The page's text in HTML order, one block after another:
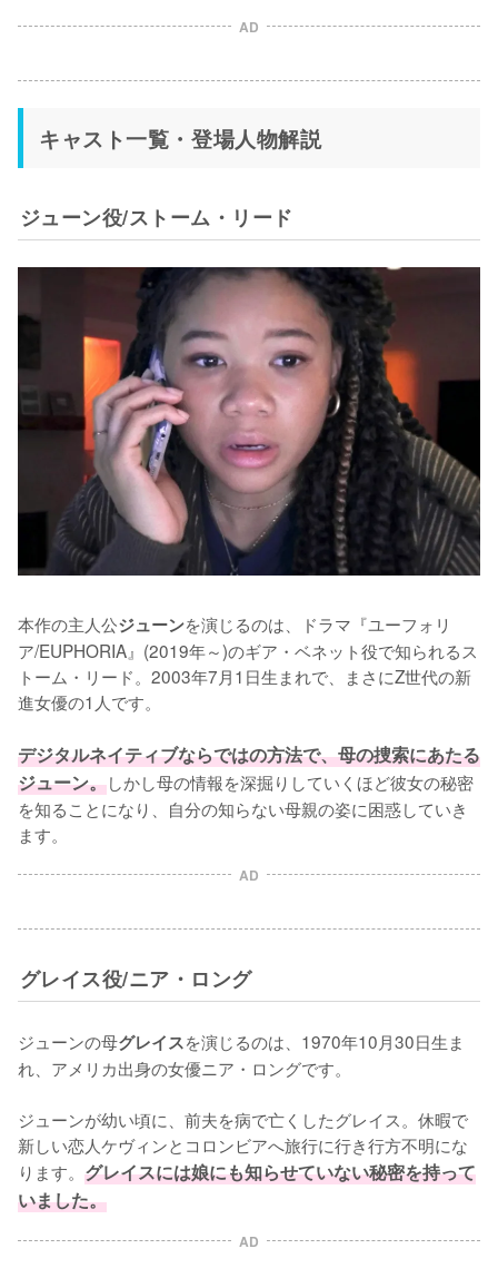
AD
キャスト一覧・登場人物解説
ジューン役/ストーム・リード
本作の主人公ジューンを演じるのは、ドラマ『ユーフォリ
ア/EUPHORIA』(2019年～)のギア・ベネット役で知られるス
トーム・リード。2003年7月1日生まれで、まさにZ世代の新
進女優の1人です。
デジタルネイティブならではの方法で、母の捜索にあたる
ジューン。しかし母の情報を深掘りしていくほど彼女の秘密
を知ることになり、自分の知らない母親の姿に困惑していき
ます。
AD
グレイス役/ニア・ロング
ジューンの母グレイスを演じるのは、1970年10月30日生ま
れ、アメリカ出身の女優ニア・ロングです。
ジューンが幼い頃に、前夫を病で亡くしたグレイス。休暇で
新しい恋人ケヴィンとコロンビアへ旅行に行き行方不明にな
ります。 グレイスには娘にも知らせていない秘密を持って
いました。
AD